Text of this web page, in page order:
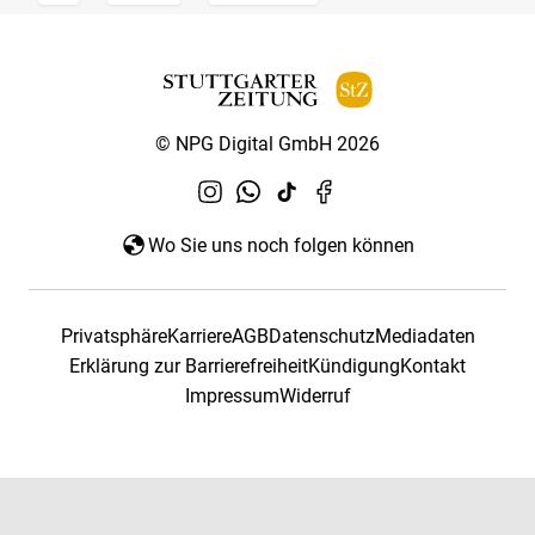
© NPG Digital GmbH 2026
Wo Sie uns noch folgen können
PrivatsphäreKarriereAGBDatenschutzMediadaten
Erklärung zur BarrierefreiheitKündigungKontakt
ImpressumWiderruf